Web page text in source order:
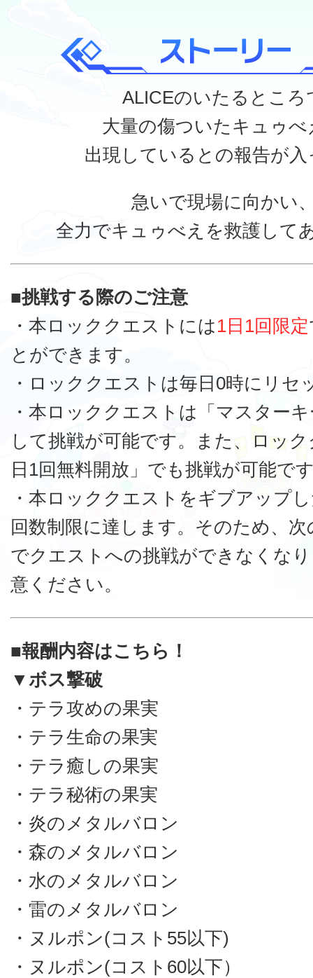
ALICEのいたるところ
大量の傷ついたキュゥべ
出現しているとの報告が入
急いで現場に向かい
全力でキュゥべえを救護して
■挑戦する際のご注意
・本ロッククエストには1日1回限定
とができます。
・ロッククエストは毎日0時にリセ
・本ロッククエストは「マスター
して挑戦が可能です。また、ロッ
日1回無料開放」でも挑戦が可能で
・本ロッククエストをギブアップ
回数制限に達します。そのため、
でクエストへの挑戦ができなくな
意ください。
■報酬内容はこちら！
▼ボス撃破
・テラ攻めの果実
・テラ生命の果実
・テラ癒しの果実
・テラ秘術の果実
・炎のメタルバロン
・森のメタルバロン
・水のメタルバロン
・雷のメタルバロン
・ヌルポン(コスト55以下)
・ヌルポン(コスト60以下）